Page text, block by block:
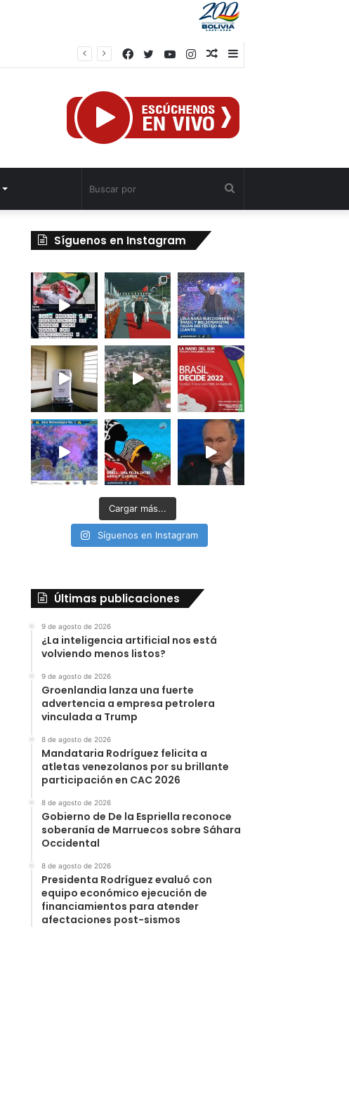
Barra
Publicación
azar
Instagram
YouTube
Twitter
Facebook
Síguenos en Instagram
Cargar más...
Síguenos en Instagram
Últimas publicaciones
9 de agosto de 2026
¿La inteligencia artificial nos está
volviendo menos listos?
9 de agosto de 2026
Groenlandia lanza una fuerte
advertencia a empresa petrolera
vinculada a Trump
8 de agosto de 2026
Mandataria Rodríguez felicita a
atletas venezolanos por su brillante
participación en CAC 2026
8 de agosto de 2026
Gobierno de De la Espriella reconoce
soberanía de Marruecos sobre Sáhara
Occidental
8 de agosto de 2026
Presidenta Rodríguez evaluó con
equipo económico ejecución de
financiamientos para atender
afectaciones post-sismos